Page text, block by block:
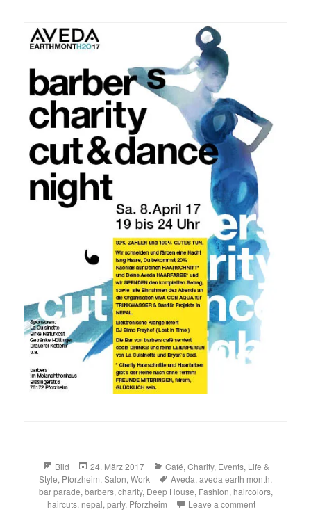
Format
Bild
Posted
on
24. März 2017 Categories
Café,Charity, Events, Life &
Style, Pforzheim,Salon,Work Tags
Aveda,aveda earth month,
bar parade,barbers,charity, Deep House, Fashion, haircolors,
haircuts, nepal,party, Pforzheim Leave a comment